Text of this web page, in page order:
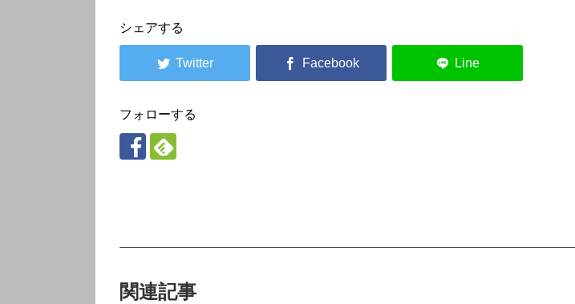
シェアする
フォローする
関連記事